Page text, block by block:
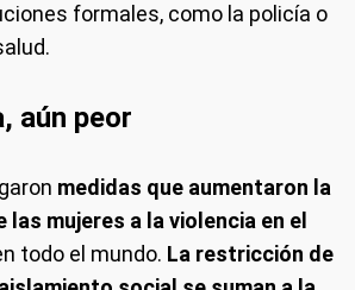
formales, como la policía o
aún peor
medidas que aumentaron la
mujeres a la violencia en el
todo el mundo. La restricción de